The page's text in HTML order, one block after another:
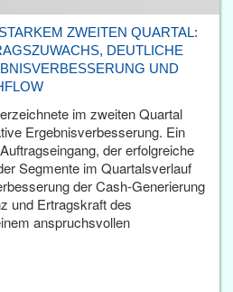
ZWEITEN QUARTAL:
DEUTLICHE
UND
im zweiten Quartal
Ergebnisverbesserung. Ein
der erfolgreiche
Segmente im Quartalsverlauf
der Cash-Generierung
und Ertragskraft des
anspruchsvollen